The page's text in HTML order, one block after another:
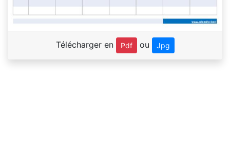
Télécharger en Pdf ou Jpg